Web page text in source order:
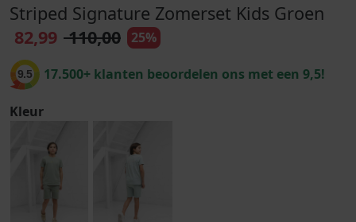
Striped Signature Zomerset Kids Groen
82,99 110,00 25%
9.5 17.500+ klanten beoordelen ons met een 9,5!
Kleur